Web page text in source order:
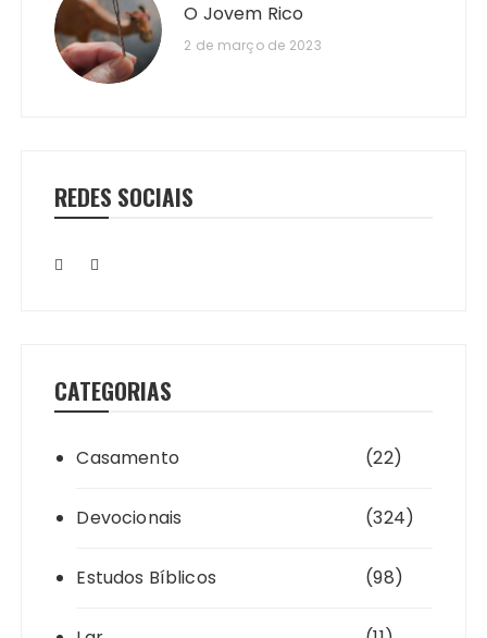
O Jovem Rico
2 de março de 2023
REDES SOCIAIS
CATEGORIAS
Casamento (22)
Devocionais (324)
Estudos Bíblicos (98)